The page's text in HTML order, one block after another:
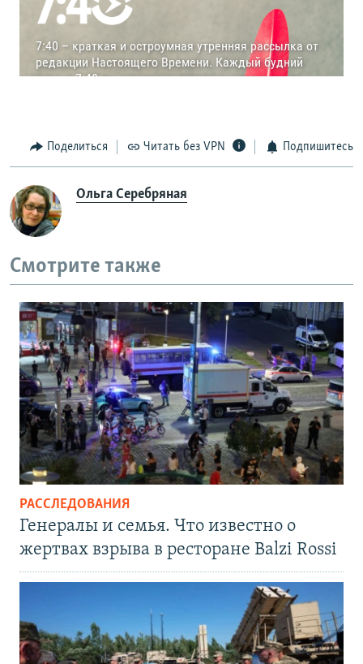
Поделиться Читать без VPN Подпишитесь
Ольга Серебряная
Смотрите также
РАССЛЕДОВАНИЯ
Генералы и семья. Что известно о
жертвах взрыва в ресторане Balzi Rossi